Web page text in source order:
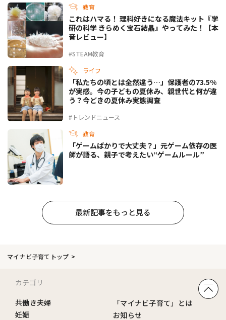
教育
#STEAM教育
これはハマる！ 理科好きになる魔法キット『学
研の科学 きらめく宝石結晶』やってみた！【本
音レビュー】
ライフ
#トレンドニュース
「私たちの頃とは全然違う…」保護者の73.5%
が実感。今の子どもの夏休み、親世代と何が違
う？今どきの夏休み実態調査
教育
「ゲームばかりで大丈夫？」元ゲーム依存の医
師が語る、親子で考えたい“ゲームルール”
最新記事をもっと見る
マイナビ子育てトップ
カテゴリ
共働き夫婦
妊娠
「マイナビ子育て」とは
お知らせ